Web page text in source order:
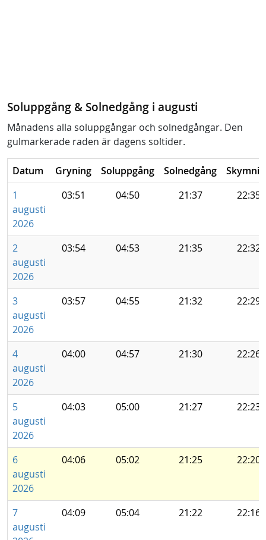
Soluppgång & Solnedgång i augusti
Månadens alla soluppgångar och solnedgångar. Den
gulmarkerade raden är dagens soltider.
Datum Gryning Soluppgång Solnedgång
1
augusti
2026
03:51 04:50 21:37 22:35
2
augusti
2026
03:54 04:53 21:35 22:32
3
augusti
2026
03:57 04:55 21:32 22:29
4
augusti
2026
04:00 04:57 21:30 22:26
5
augusti
2026
04:03 05:00 21:27 22:23
6
augusti
2026
04:06 05:02 21:25 22:20
7
augusti
04:09 05:04 21:22 22:16